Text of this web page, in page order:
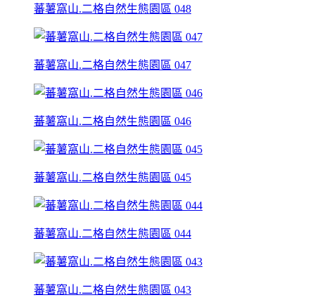
蕃薯窩山.二格自然生態園區 048
蕃薯窩山.二格自然生態園區 047
蕃薯窩山.二格自然生態園區 046
蕃薯窩山.二格自然生態園區 045
蕃薯窩山.二格自然生態園區 044
蕃薯窩山.二格自然生態園區 043